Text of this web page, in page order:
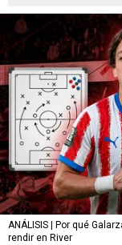
ANÁLISIS | Por qué
rendir en River